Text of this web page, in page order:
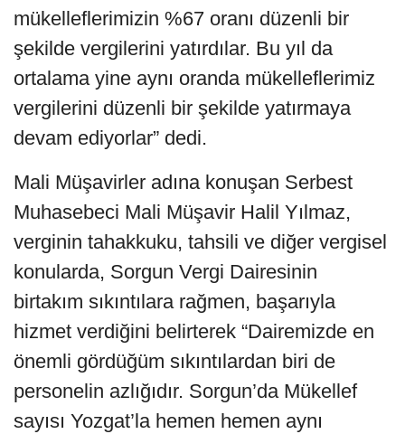
mükelleflerimizin %67 oranı düzenli bir
şekilde vergilerini yatırdılar. Bu yıl da
ortalama yine aynı oranda mükelleflerimiz
vergilerini düzenli bir şekilde yatırmaya
devam ediyorlar” dedi.
Mali Müşavirler adına konuşan Serbest
Muhasebeci Mali Müşavir Halil Yılmaz,
verginin tahakkuku, tahsili ve diğer vergisel
konularda, Sorgun Vergi Dairesinin
birtakım sıkıntılara rağmen, başarıyla
hizmet verdiğini belirterek “Dairemizde en
önemli gördüğüm sıkıntılardan biri de
personelin azlığıdır. Sorgun’da Mükellef
sayısı Yozgat’la hemen hemen aynı